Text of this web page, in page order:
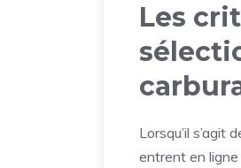
Les
Lorsqu’il s’agit
entrent en ligne